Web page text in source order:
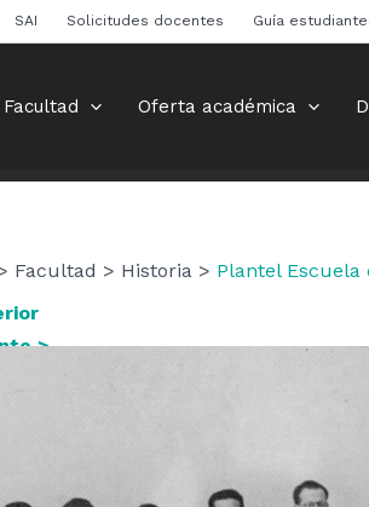
SAI Solicitudes docentes Guía
Facultad Oferta académica
Facultad > Historia > Plantel
>